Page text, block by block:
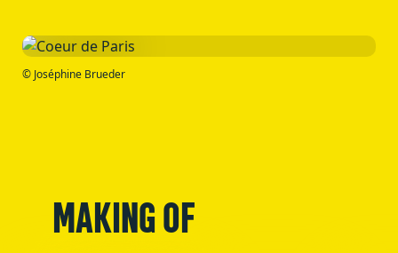
© Joséphine Brueder
MAKING OF